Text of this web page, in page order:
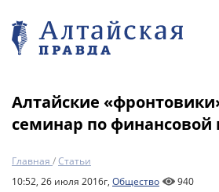
Алтайские
семинар по финансовой
Главная /Статьи
10:52, 26 июля 2016г, Общество 940